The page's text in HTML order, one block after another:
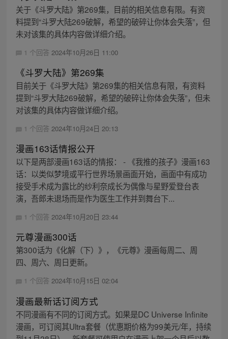
关于《斗罗大陆》第269集，目前的相关信息有限。有资
料提到“斗罗大陆269破解，希望的破碎让你体会失落”，但
未对该集的具体内容做详细介绍。
1 个回答 2024年10月26日 11:00
《斗罗大陆》第269集
目前关于《斗罗大陆》第269集的相关信息有限，有资料
提到“斗罗大陆269破解，希望的破碎让你体会失落”，但未
对该集的具体内容做详细介绍。
1 个回答 2024年10月24日 20:13
漫画163话情报公开
以下是两部漫画163话的情报： - 《我推的孩子》漫画163
话：以类似梦境或平行世界场景画面开始，画面中有成功
接受手术成为露比的纱利奈成长为偶像与星野爱登台表
演，吾郎未退场而是作为医生工作并到舞台下...
1 个回答 2024年10月20日 23:44
元尊漫画300话
第300话为《化解（下）》，《元尊》漫画每周二、周
四、周六、周日更新。
1 个回答 2024年10月15日 02:04
漫画最新话订阅方式
不同漫画有不同的订阅方式。如果是DC Universe Infinite
漫画，可订阅其Ultra套餐（优惠期价格为99美元/年，持续